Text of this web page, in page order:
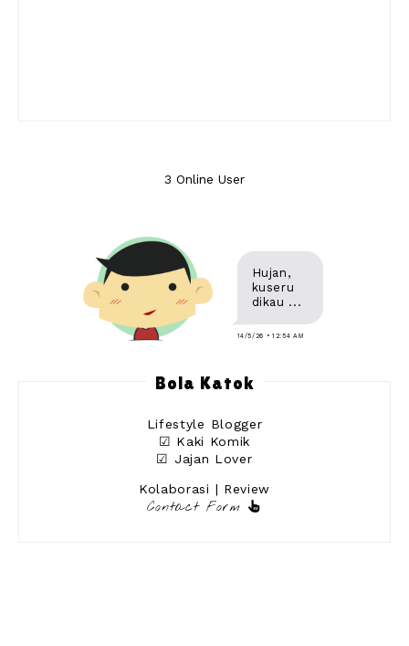
3 Online User
Hujan,
kuseru
dikau ...
14/5/26 • 12:54 AM
Bola Katok
Lifestyle Blogger
☑ Kaki Komik
☑ Jajan Lover
Kolaborasi | Review
Contact Form